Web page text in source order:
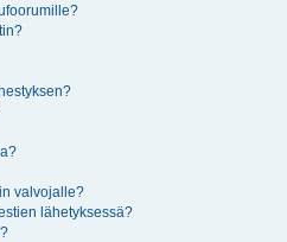
valvojalle?
lähetyksessä?